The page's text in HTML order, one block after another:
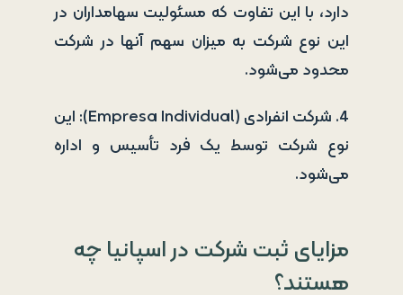
دارد، با این تفاوت که مسئولیت سهامداران در
این نوع شرکت به میزان سهم آنها در شرکت
محدود می‌شود.
4. شرکت انفرادی (Empresa Individual): این
نوع شرکت توسط یک فرد تأسیس و اداره
می‌شود.
مزایای ثبت شرکت در اسپانیا چه
هستند؟